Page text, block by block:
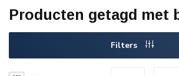
Producten getagd met
Filters